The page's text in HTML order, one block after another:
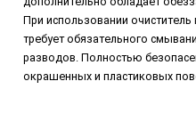
При использовании
требует обязательного
разводов. Полностью
окрашенных и пластиковых